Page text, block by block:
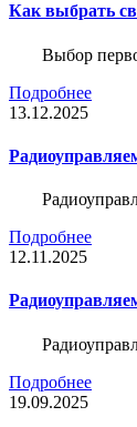
Как выбрать
Выбор
Подробнее
13.12.2025
Подробнее
12.11.2025
Подробнее
19.09.2025